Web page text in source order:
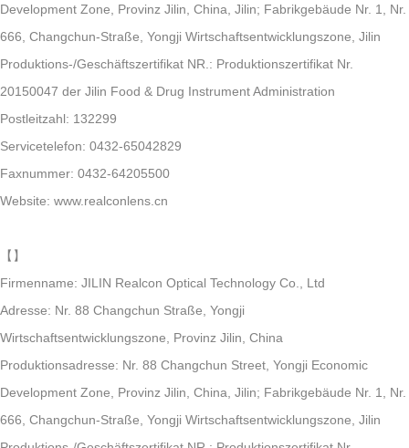
Development Zone, Provinz Jilin, China, Jilin; Fabrikgebäude Nr. 1, Nr.
666, Changchun-Straße, Yongji Wirtschaftsentwicklungszone, Jilin
Produktions-/Geschäftszertifikat NR.: Produktionszertifikat Nr.
20150047 der Jilin Food & Drug Instrument Administration
Postleitzahl: 132299
Servicetelefon: 0432-65042829
Faxnummer: 0432-64205500
Website: www.realconlens.cn
【 】
Firmenname: JILIN Realcon Optical Technology Co., Ltd
Adresse: Nr. 88 Changchun Straße, Yongji
Wirtschaftsentwicklungszone, Provinz Jilin, China
Produktionsadresse: Nr. 88 Changchun Street, Yongji Economic
Development Zone, Provinz Jilin, China, Jilin; Fabrikgebäude Nr. 1, Nr.
666, Changchun-Straße, Yongji Wirtschaftsentwicklungszone, Jilin